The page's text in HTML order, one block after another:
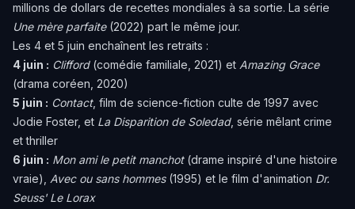
millions de dollars de recettes mondiales à sa sortie. La série
Une mère parfaite(2022) part le même jour.
Les 4 et 5 juin enchaînent les retraits :
4 juin : Clifford(comédie familiale, 2021) et Amazing Grace
(drama coréen, 2020)
5 juin : Contact, film de science-fiction culte de 1997 avec
Jodie Foster, et La Disparition de Soledad, série mêlant crime
et thriller
6 juin : Mon ami le petit manchot(drame inspiré d'une histoire
vraie), Avec ou sans hommes(1995) et le film d'animation Dr.
Seuss' Le Lorax